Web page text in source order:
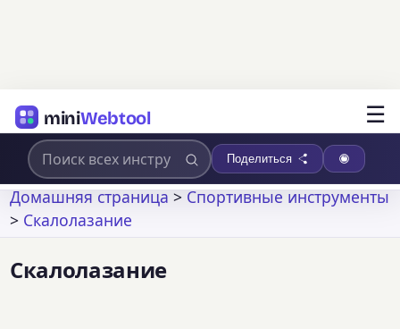
miniWebtool ☰
Поделиться
Домашняя страница>Спортивные инструменты
> Скалолазание
Скалолазание